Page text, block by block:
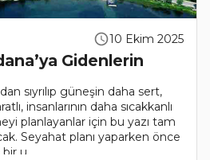
10 Ekim 2025
Gidenlerin
sıyrılıp güneşin daha sert,
insanlarının daha sıcakkanlı
planlayanlar için bu yazı tam
Seyahat planı yaparken önce
u..